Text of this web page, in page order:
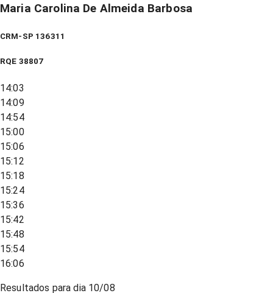
Maria Carolina De Almeida Barbosa
CRM-SP 136311
RQE 38807
14:03
14:09
14:54
15:00
15:06
15:12
15:18
15:24
15:36
15:42
15:48
15:54
16:06
Resultados para dia 10/08